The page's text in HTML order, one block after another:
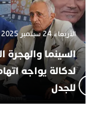
الأربعاء 24 سبتمبر 2025 - 13:58
السينما والهجرة
لدكالة يواجه
للجدل